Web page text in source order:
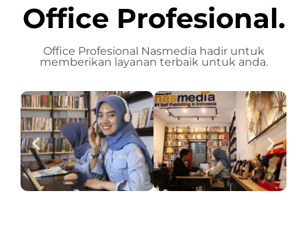
Office Profesional.
Office Profesional Nasmedia hadir untuk
memberikan layanan terbaik untuk anda.